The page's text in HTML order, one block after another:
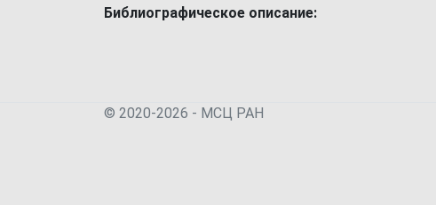
Библиографическое описание:
© 2020-2026 - МСЦ РАН